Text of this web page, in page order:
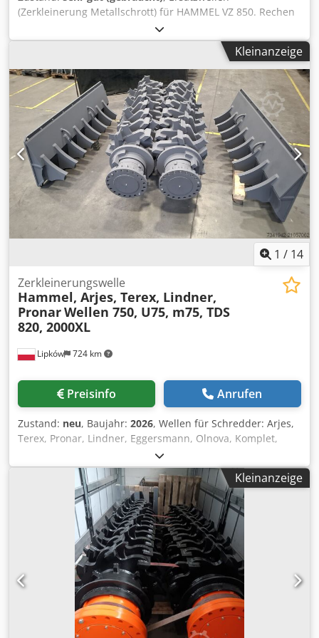
Zerkleinerungslösungen unterstützen wir unsere Kunden
dabei, ihre Effizienz und Wettbewerbsfähigkeit zu
(Zerkleinerung Metallschrott) für HAMMEL VZ 850. Rechen
und Kämme sind ebenfalls vorhanden. Dodowl D I Njpfx
Acajck
Kleinanzeige
1 / 14
Lipków 724 km
Zerkleinerungswelle
Hammel, Arjes, Terex, Lindner,
PronarWellen 750, U75, m75, TDS
820, 2000XL
Preisinfo Anrufen
Zustand: neu, Baujahr: 2026, Wellen für Schredder: Arjes,
Terex, Pronar, Lindner, Eggersmann, Olnova, Komplet,
Doppstadt Typen – 750, 800, 850, U75, TDS820, Modell 75,
2000 und weitere! - Standardwellen - Spezialwellen -
Kundenindividuelle Wellen - Ersatzteile - Messer Beton /
Paddle / Stern / Metall / Elektro und viele mehr! Dodpfx
Asycxvhjcaock
Kleinanzeige